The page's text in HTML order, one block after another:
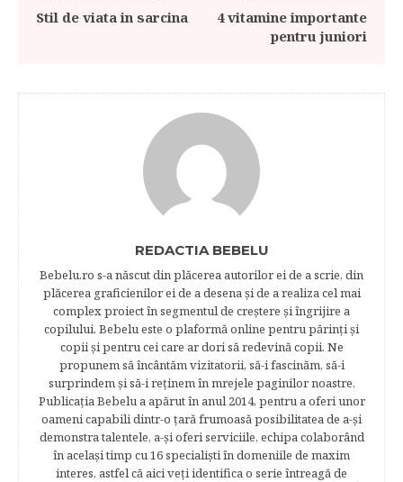
Stil de viata in sarcina
4 vitamine importante
pentru juniori
REDACTIA BEBELU
Bebelu.ro s-a născut din plăcerea autorilor ei de a scrie, din
plăcerea graficienilor ei de a desena şi de a realiza cel mai
complex proiect în segmentul de creştere şi îngrijire a
copilului. Bebelu este o plaformă online pentru părinţi şi
copii şi pentru cei care ar dori să redevină copii. Ne
propunem să încântăm vizitatorii, să-i fascinăm, să-i
surprindem şi să-i reţinem în mrejele paginilor noastre.​
Publicația Bebelu a apărut în anul 2014, pentru a oferi unor
oameni capabili dintr-o ţară frumoasă posibilitatea de a-şi
demonstra talentele, a-şi oferi serviciile, echipa colaborând
în acelaşi timp cu 16 specialişti în domeniile de maxim
interes, astfel că aici veţi identifica o serie întreagă de